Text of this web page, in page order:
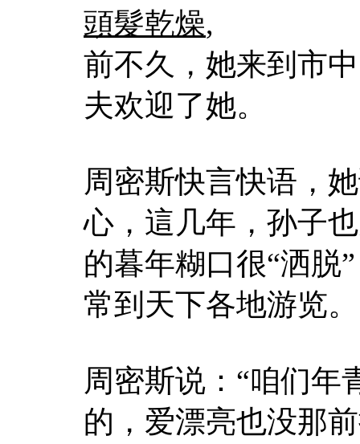
頭髮乾燥,
前不久，她来到市
夫欢迎了她。
周密斯快言快语，
心，這几年，孙子
的暮年糊口很“洒脱
常到天下各地游览。
周密斯说：“咱们年
的，爱漂亮也没那